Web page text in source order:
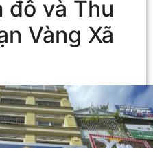
đồ và Thu
Vàng Xã